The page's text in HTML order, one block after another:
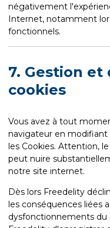
négativement
Internet, notamment
fonctionnels.
7. Gestion et
cookies
Vous avez à tout
navigateur en modifiant
les Cookies. Attention,
peut nuire
notre site internet.
Dès lors Freedelity
les conséquences liées
dysfonctionnements du